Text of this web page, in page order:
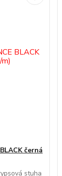
černá
stuha